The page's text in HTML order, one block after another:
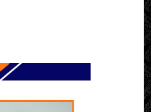
การใช้งาน Email วิทยาลัยเทคนิคอุตส